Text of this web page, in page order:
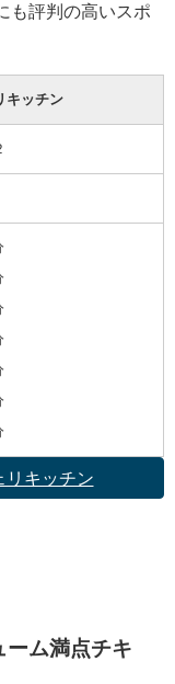
も評判の高いスポ
キッチン
リキッチン
ーム満点チキ